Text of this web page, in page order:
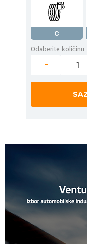
C
Odaberite količinu
-